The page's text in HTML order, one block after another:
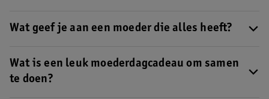
hier onze cadeautips voor Moederdag. Denk aan een heerlijk
mooi gebaar cadeau in de vorm van een ontbijtje op bed of iets
zelfgemaakt. Zelfs voor de last-minute shoppers zijn er opties,
zoals een (digitale) cadeaubon of een brievenbuscadeau.
Wat geef je aan een moeder die alles heeft?
een gepersonaliseerd fotocadeau wat ze altijd kan koesteren. Of
ga voor een mooi gebaar in de vorm van een lieve kaart of iets
Wat is een leuk moederdagcadeau om samen
te doen?